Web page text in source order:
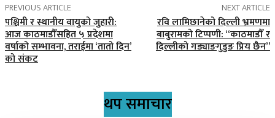
PREVIOUS ARTICLE
पश्चिमी र स्थानीय वायुको जुहारी:
आज काठमाडौँसहित ५ प्रदेशमा
वर्षाको सम्भावना, तराईमा ‘तातो दिन’
को संकट
NEXT ARTICLE
रवि लामिछानेको दिल्ली भ्रमणमा
बाबुरामको टिप्पणी: “काठमाडौँ र
दिल्लीको गड्याङगुडुङ प्रिय छैन”
थप समाचार